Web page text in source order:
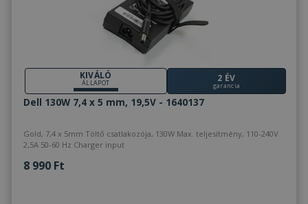
KIVÁLÓ
ÁLLAPOT 2 ÉV
garancia
Dell 130W 7,4 x 5 mm, 19,5V - 1640137
Gold, 7,4 x 5mm Töltő csatlakozója, 130W Max. teljesítmény, 110-240V
2,5A 50-60 Hz Charger input
8 990 Ft